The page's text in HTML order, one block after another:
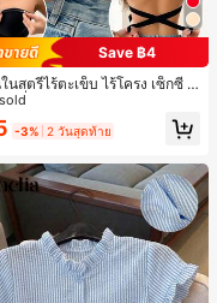
Save ฿4
นสตรีไร้ตะเข็บ ไร้โครง เซ็กซี่ ด้
ไม่ลื่น แผ่นรองถอดได้ ลายไขว้ห
าย สบายตลอดวัน
-3% 2 วันสุดท้าย